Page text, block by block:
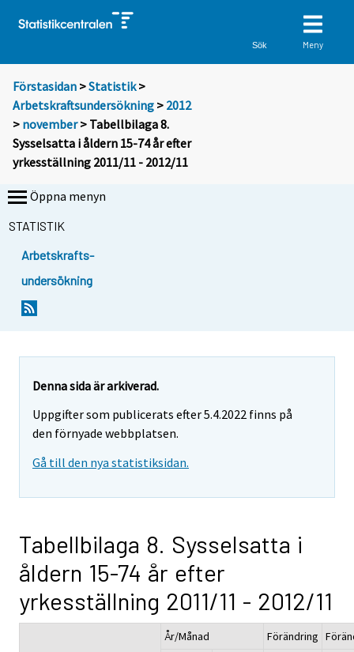
Sök Meny
Förstasidan >Statistik >
Arbetskraftsundersökning > 2012
> november> Tabellbilaga 8.
Sysselsatta i åldern 15-74 år efter
yrkesställning 2011/11 - 2012/11
Öppna menyn
STATISTIK
Arbetskrafts-
undersökning
Denna sida är arkiverad.
Uppgifter som publicerats efter 5.4.2022 finns på
den förnyade webbplatsen.
Gå till den nya statistiksidan.
Tabellbilaga 8. Sysselsatta i
åldern 15-74 år efter
yrkesställning 2011/11 - 2012/11
År/Månad Förändring